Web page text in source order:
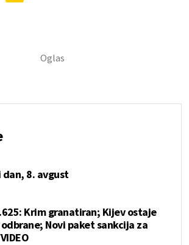
dan, 8. avgust
Krim granatiran; Kijev ostaje
Novi paket sankcija za